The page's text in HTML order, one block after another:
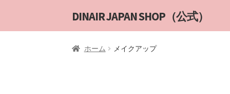
ナ
ビ
ー
コ
ン
ン
DINAIR JAPAN SHOP（公式）
ホーム メイクアップ